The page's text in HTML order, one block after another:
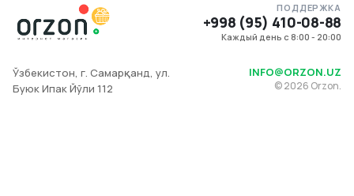
ПОДДЕРЖКА
+998 (95) 410-08-88
Каждый день с 8:00 - 20:00
Ўзбекистон, г. Самарқанд, ул.
Буюк Ипак Йўли 112
INFO@ORZON.UZ
©2026 Orzon.